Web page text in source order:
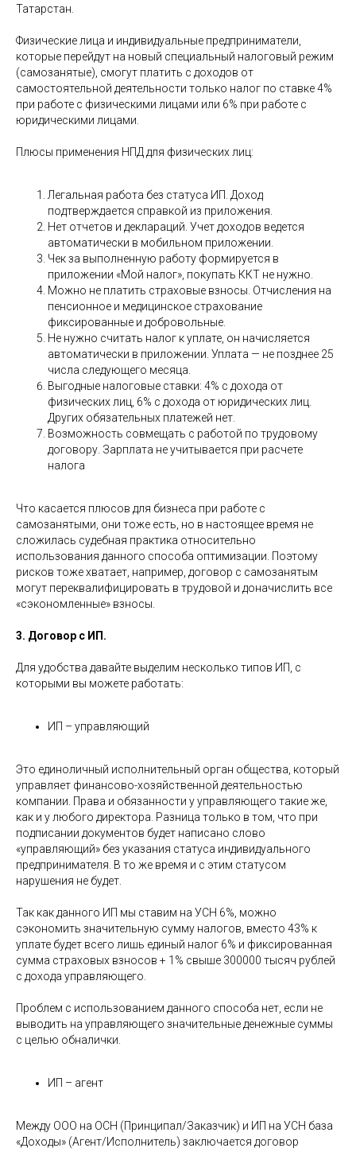
Татарстан.
Физические лица и индивидуальные предприниматели,
которые перейдут на новый специальный налоговый режим
(самозанятые), смогут платить с доходов от
самостоятельной деятельности только налог по ставке 4%
при работе с физическими лицами или 6% при работе с
юридическими лицами.
Плюсы применения НПД для физических лиц:
Легальная работа без статуса ИП. Доход
подтверждается справкой из приложения.
Нет отчетов и деклараций. Учет доходов ведется
автоматически в мобильном приложении.
Чек за выполненную работу формируется в
приложении «Мой налог», покупать ККТ не нужно.
Можно не платить страховые взносы. Отчисления на
пенсионное и медицинское страхование
фиксированные и добровольные.
Не нужно считать налог к уплате, он начисляется
автоматически в приложении. Уплата — не позднее 25
числа следующего месяца.
Выгодные налоговые ставки: 4% с дохода от
физических лиц, 6% с дохода от юридических лиц.
Других обязательных платежей нет.
Возможность совмещать с работой по трудовому
договору. Зарплата не учитывается при расчете
налога
Что касается плюсов для бизнеса при работе с
самозанятыми, они тоже есть, но в настоящее время не
сложилась судебная практика относительно
использования данного способа оптимизации. Поэтому
рисков тоже хватает, например, договор с самозанятым
могут переквалифицировать в трудовой и доначислить все
«сэкономленные» взносы.
3. Договор с ИП.
Для удобства давайте выделим несколько типов ИП, с
которыми вы можете работать:
ИП – управляющий
Это единоличный исполнительный орган общества, который
управляет финансово-хозяйственной деятельностью
компании. Права и обязанности у управляющего такие же,
как и у любого директора. Разница только в том, что при
подписании документов будет написано слово
«управляющий» без указания статуса индивидуального
предпринимателя. В то же время и с этим статусом
нарушения не будет.
Так как данного ИП мы ставим на УСН 6%, можно
сэкономить значительную сумму налогов, вместо 43% к
уплате будет всего лишь единый налог 6% и фиксированная
сумма страховых взносов + 1% свыше 300000 тысяч рублей
с дохода управляющего.
Проблем с использованием данного способа нет, если не
выводить на управляющего значительные денежные суммы
с целью обналички.
ИП – агент
Между ООО на ОСН (Принципал/Заказчик) и ИП на УСН база
«Доходы» (Агент/Исполнитель) заключается договор